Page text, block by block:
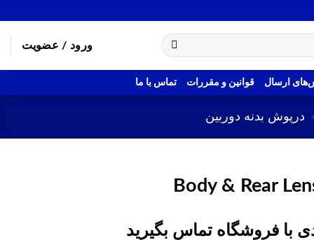
ورود / عضویت
ارسال قوانین و مقررات تماس با ما
درپوش بدنه دوربین
Body & Rear
با فروشگاه تماس بگیرید